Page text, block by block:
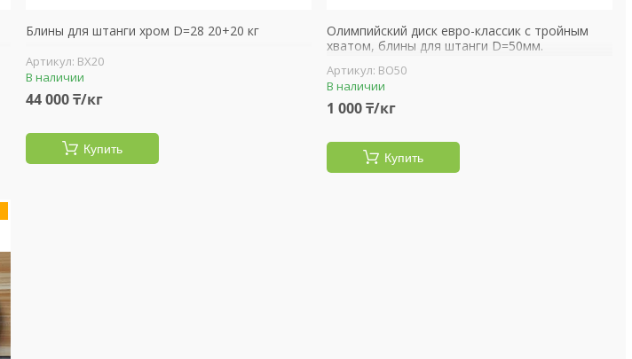
Блины для штанги хром D=28 20+20 кг
BX20
В наличии
44 000 ₸/кг
Купить
Олимпийский диск евро-классик с тройным
хватом, блины для штанги D=50мм.
BO50
В наличии
1 000 ₸/кг
Купить